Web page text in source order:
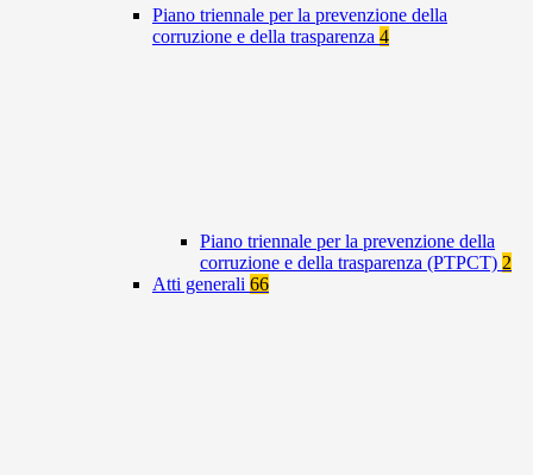
Piano triennale per la prevenzione della
corruzione e della trasparenza 4
Piano triennale per la prevenzione della
corruzione e della trasparenza (PTPCT) 2
Atti generali 66